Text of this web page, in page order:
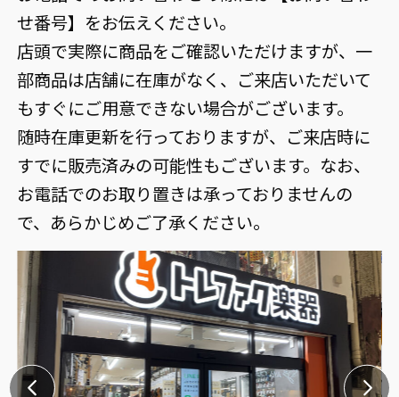
せ番号】をお伝えください。
店頭で実際に商品をご確認いただけますが、一
部商品は店舗に在庫がなく、ご来店いただいて
もすぐにご用意できない場合がございます。
随時在庫更新を行っておりますが、ご来店時に
すでに販売済みの可能性もございます。なお、
お電話でのお取り置きは承っておりませんの
で、あらかじめご了承ください。